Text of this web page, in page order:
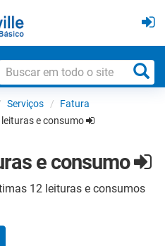
Serviços
Fatura
e consumo
e consumo
12 leituras e consumos